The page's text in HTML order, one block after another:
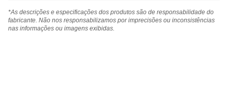
*As descrições e especificações dos produtos são de responsabilidade do
fabricante. Não nos responsabilizamos por imprecisões ou inconsistências
nas informações ou imagens exibidas.